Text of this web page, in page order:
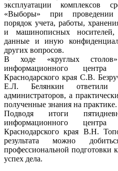
эксплуатации комплексов
«Выборы» при проведении
порядок учета, работы,
и машинописных носителей,
данные и иную
других вопросов.
В ходе «круглых столов»
информационного центра
Краснодарского края С.В.
Е.Л. Белянкин ответили
администраторов, а
полученные знания на практике.
Подводя итоги
информационного центра
Краснодарского края В.Н.
результата можно
профессиональной подготовки
успех дела.